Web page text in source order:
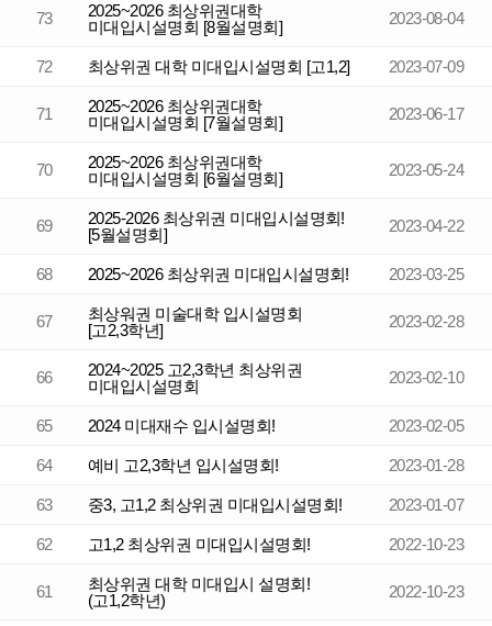
73
2025~2026 최상위권대학
미대입시설명회 [8월설명회]
2023-08-04
72 최상위권 대학 미대입시설명회 [고1,2] 2023-07-09
71
2025~2026 최상위권대학
미대입시설명회 [7월설명회]
2023-06-17
70
2025~2026 최상위권대학
미대입시설명회 [6월설명회]
2023-05-24
69
2025-2026 최상위권 미대입시설명회!
[5월설명회]
2023-04-22
68 2025~2026 최상위권 미대입시설명회! 2023-03-25
67
최상워권 미술대학 입시설명회
[고2,3학년]
2023-02-28
66
2024~2025 고2,3학년 최상위권
미대입시설명회
2023-02-10
65 2024 미대재수 입시설명회! 2023-02-05
64 예비 고2,3학년 입시설명회! 2023-01-28
63 중3, 고1,2 최상위권 미대입시설명회! 2023-01-07
62 고1,2 최상위권 미대입시설명회! 2022-10-23
61
최상위권 대학 미대입시 설명회!
(고1,2학년)
2022-10-23